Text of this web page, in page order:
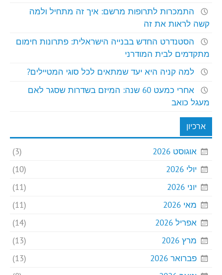
התמכרות לתרופות מרשם: איך זה מתחיל ולמה
קשה לראות את זה
הסטנדרט החדש בבנייה הישראלית: פתרונות חימום
מתקדמים לבית המודרני
למה קניה היא יעד שמתאים לכל סוגי המטיילים?
אחרי כמעט 60 שנה: המיזם בשדרות שסגר לאם
מעגל כואב
ארכיון
אוגוסט 2026
יולי 2026
יוני 2026
מאי 2026
אפריל 2026
מרץ 2026
פברואר 2026